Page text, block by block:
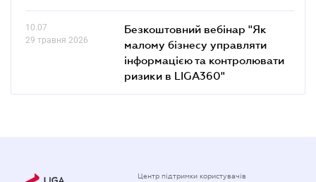
10.07
29 травня 2026
Безкоштовний вебінар "Як
малому бізнесу управляти
інформацією та контролювати
ризики в LIGA360"
Центр підтримки користувачів